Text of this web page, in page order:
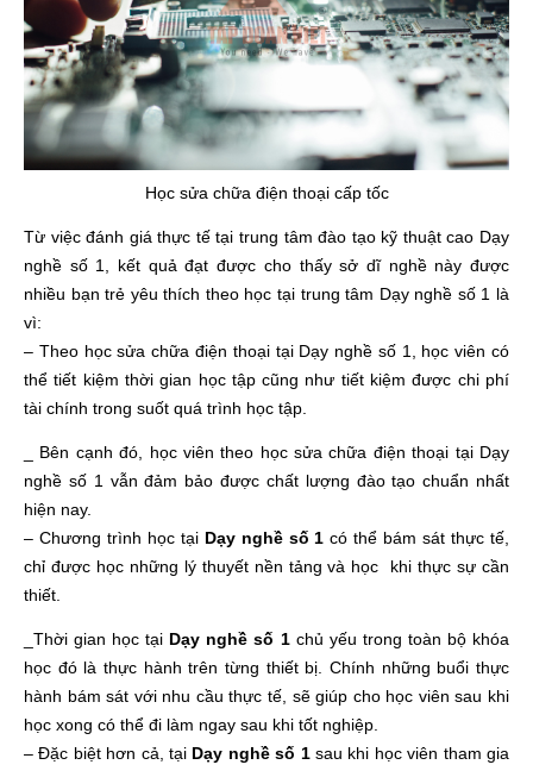
Học sửa chữa điện thoại cấp tốc
Từ việc đánh giá thực tế tại trung tâm đào tạo kỹ thuật cao Dạy
nghề số 1, kết quả đạt được cho thấy sở dĩ nghề này được
nhiều bạn trẻ yêu thích theo học tại trung tâm Dạy nghề số 1 là
vì:
– Theo học sửa chữa điện thoại tại Dạy nghề số 1, học viên có
thể tiết kiệm thời gian học tập cũng như tiết kiệm được chi phí
tài chính trong suốt quá trình học tập.
_ Bên cạnh đó, học viên theo học sửa chữa điện thoại tại Dạy
nghề số 1 vẫn đảm bảo được chất lượng đào tạo chuẩn nhất
hiện nay.
– Chương trình học tại Dạy nghề số 1 có thể bám sát thực tế,
chỉ được học những lý thuyết nền tảng và học khi thực sự cần
thiết.
_Thời gian học tại Dạy nghề số 1chủ yếu trong toàn bộ khóa
học đó là thực hành trên từng thiết bị. Chính những buổi thực
hành bám sát với nhu cầu thực tế, sẽ giúp cho học viên sau khi
học xong có thể đi làm ngay sau khi tốt nghiệp.
– Đặc biệt hơn cả, tại Dạy nghề số 1sau khi học viên tham gia